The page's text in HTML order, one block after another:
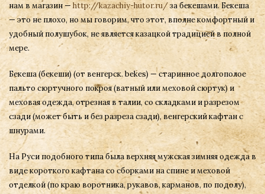
нам в магазин —http://kazachiy-hutor.ru/за бекешами. Бекеша
— это не плохо, но мы говорим, что этот, вполне комфортный и
удобный полушубок, не является казацкой традицией в полной
мере.
Бекеша (бекеши) (от венгерск. bekes) — старинное долгополое
пальто сюртучного покроя (ватный или меховой сюртук) и
меховая одежда, отрезная в талии, со складками и разрезом
сзади (может быть и без разреза сзади), венгерский кафтан с
шнурами.
На Руси подобного типа была верхняя мужская зимняя одежда в
виде короткого кафтана со сборками на спине и меховой
отделкой (по краю воротника, рукавов, карманов, по подолу),